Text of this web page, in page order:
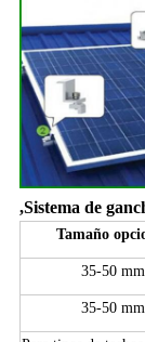
,Sistema de
Tamaño
35-50 mm
35-50 mm